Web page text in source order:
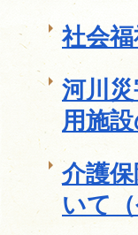
社会
河川
用施
介護
いて